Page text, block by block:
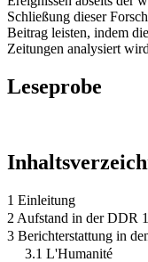
Schließung dieser
Beitrag leisten, indem
Zeitungen analysiert
Leseprobe
1 Einleitung
2 Aufstand in der DDR
3 Berichterstattung in
3.1 L'Humanité